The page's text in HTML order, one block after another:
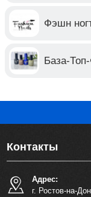
Фэшн
База-
Контакты
Адрес:
г. Ростов-на-